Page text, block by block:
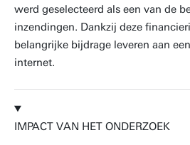
werd geselecteerd als een van de
inzendingen. Dankzij deze
belangrijke bijdrage leveren aan
internet.
IMPACT VAN HET ONDERZOEK